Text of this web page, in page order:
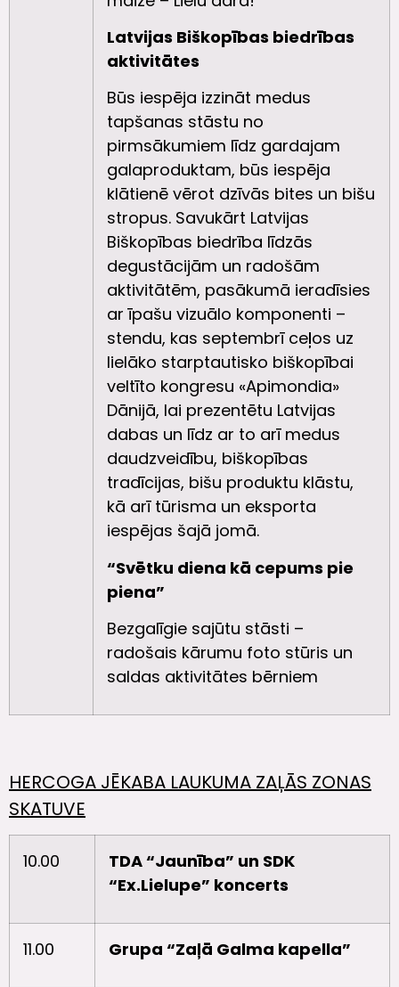
Latvijas Biškopības biedrības
aktivitātes
Būs iespēja izzināt medus
tapšanas stāstu no
pirmsākumiem līdz gardajam
galaproduktam, būs iespēja
klātienē vērot dzīvās bites un bišu
stropus. Savukārt Latvijas
Biškopības biedrība līdzās
degustācijām un radošām
aktivitātēm, pasākumā ieradīsies
ar īpašu vizuālo komponenti –
stendu, kas septembrī ceļos uz
lielāko starptautisko biškopībai
veltīto kongresu «Apimondia»
Dānijā, lai prezentētu Latvijas
dabas un līdz ar to arī medus
daudzveidību, biškopības
tradīcijas, bišu produktu klāstu,
kā arī tūrisma un eksporta
iespējas šajā jomā.
“Svētku diena kā cepums pie
piena”
Bezgalīgie sajūtu stāsti –
radošais kārumu foto stūris un
saldas aktivitātes bērniem
HERCOGA JĒKABA LAUKUMA ZAĻĀS ZONAS
SKATUVE
10.00
TDA “Jaunība” un SDK
“Ex.Lielupe” koncerts
11.00 Grupa “Zaļā Galma kapella”